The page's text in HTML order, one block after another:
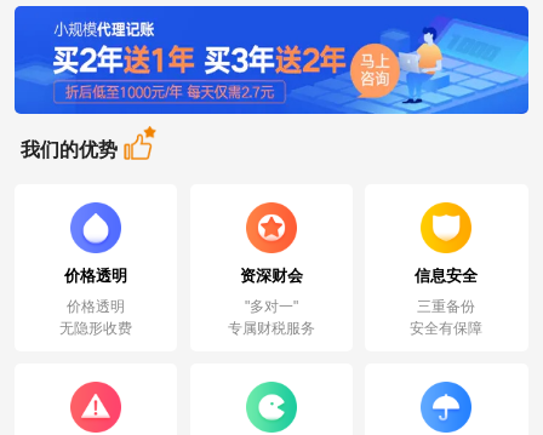
我们的优势
价格透明
价格透明
无隐形收费
资深财会
"多对一"
专属财税服务
信息安全
三重备份
安全有保障